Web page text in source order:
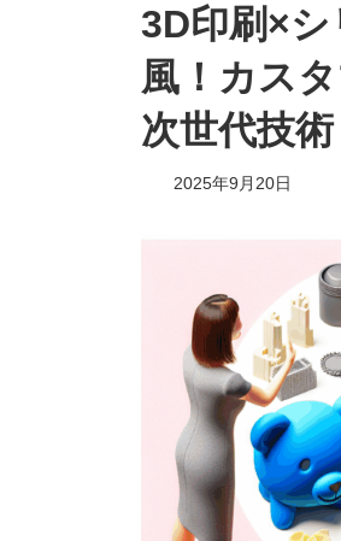
3D印刷×
風！カス
次世代技術
2025年9月20日